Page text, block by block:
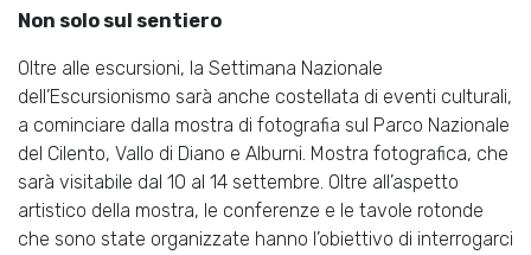
Non solo sul sentiero
Oltre alle escursioni, la Settimana Nazionale
dell’Escursionismo sarà anche costellata di eventi culturali,
a cominciare dalla mostra di fotografia sul Parco Nazionale
del Cilento, Vallo di Diano e Alburni. Mostra fotografica, che
sarà visitabile dal 10 al 14 settembre. Oltre all’aspetto
artistico della mostra, le conferenze e le tavole rotonde
che sono state organizzate hanno l’obiettivo di interrogarci